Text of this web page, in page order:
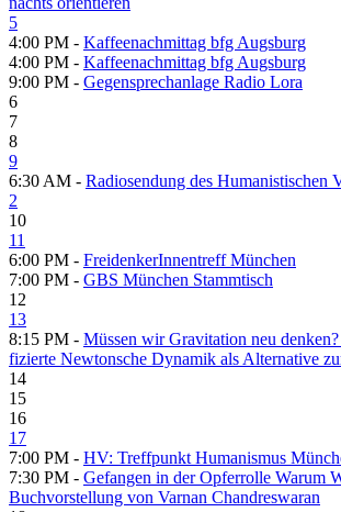
5
4:00 PM - Kaffeenachmittag bfg Augsburg
4:00 PM - Kaffeenachmittag bfg Augsburg
9:00 PM - Gegensprechanlage Radio Lora
6
7
8
9
6:30 AM - Radiosendung des Humanistischen
2
10
11
6:00 PM - FreidenkerInnentreff München
7:00 PM - GBS München Stammtisch
12
13
8:15 PM - Müssen wir Gravi­tation neu
fizierte Newton­sche Dynamik als Alter­native
14
15
16
17
7:00 PM - HV: Treffpunkt Humanismus
7:30 PM - Gefangen in der Opfer­rolle Warum
Buchvorstellung von Varnan Chandreswaran